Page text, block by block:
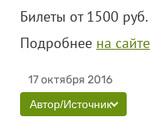
Билеты от 1500 руб.
Подробнее на сайте
17 октября 2016
Автор/Источник